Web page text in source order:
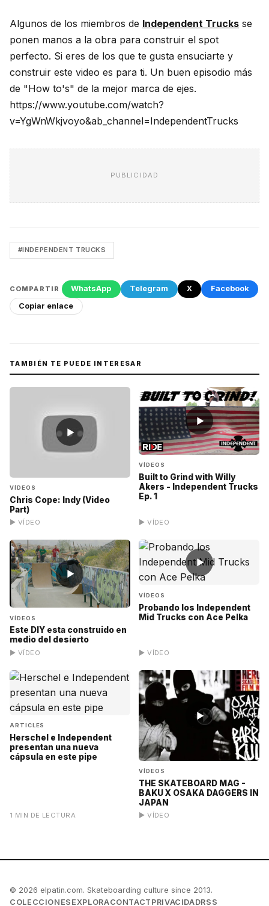
Algunos de los miembros de Independent Trucks se
ponen manos a la obra para construir el spot
perfecto. Si eres de los que te gusta ensuciarte y
construir este video es para ti. Un buen episodio más
de "How to's" de la mejor marca de ejes.
https://www.youtube.com/watch?
v=YgWnWkjvoyo&ab_channel=IndependentTrucks
PUBLICIDAD
#INDEPENDENT TRUCKS
COMPARTIR WhatsApp Telegram X
Facebook
Copiar enlace
TAMBIÉN TE PUEDE INTERESAR
▶
VÍDEOS
Chris Cope: Indy (Video
Part)
▶ VÍDEO
▶
VÍDEOS
Built to Grind with Willy
Akers - Independent Trucks
Ep. 1
▶ VÍDEO
▶
VÍDEOS
Este DIY esta construido en
medio del desierto
▶ VÍDEO
▶
VÍDEOS
Probando los Independent
Mid Trucks con Ace Pelka
▶ VÍDEO
ARTICLES
Herschel e Independent
presentan una nueva
cápsula en este pipe
1 MIN DE LECTURA
▶
VÍDEOS
THE SKATEBOARD MAG -
BAKU X OSAKA DAGGERS IN
JAPAN
▶ VÍDEO
© 2026 elpatin.com. Skateboarding culture since 2013.
COLECCIONES EXPLORACONTACT PRIVACIDADRSS